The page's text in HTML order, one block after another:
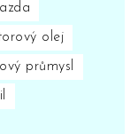
olej
průmysl